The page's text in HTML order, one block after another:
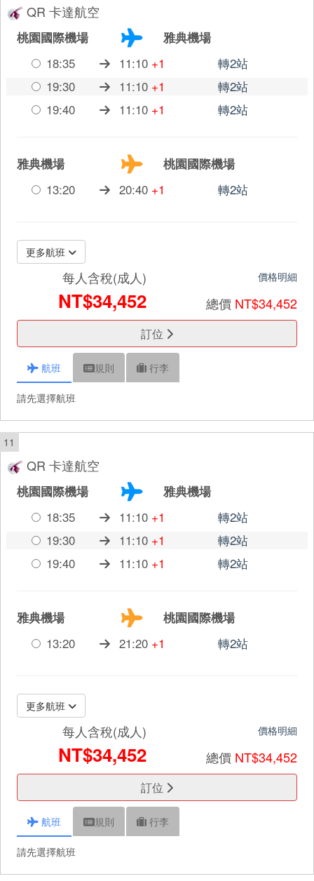
QR 卡達航空
桃園國際機場
雅典機場
18:35
11:10 +1
轉2站
19:30
11:10 +1
轉2站
19:40
11:10 +1 轉2站
雅典機場
桃園國際機場
13:20
20:40 +1 轉2站
更多航班
每人含稅(成人)
NT$34,452
價格明細
總價 NT$34,452
訂位
航班 規則 行李
請先選擇航班
11
QR 卡達航空
桃園國際機場
雅典機場
18:35
11:10 +1
轉2站
19:30
11:10 +1
轉2站
19:40
11:10 +1 轉2站
雅典機場
桃園國際機場
13:20
21:20 +1 轉2站
更多航班
每人含稅(成人)
NT$34,452
價格明細
總價 NT$34,452
訂位
航班 規則 行李
請先選擇航班